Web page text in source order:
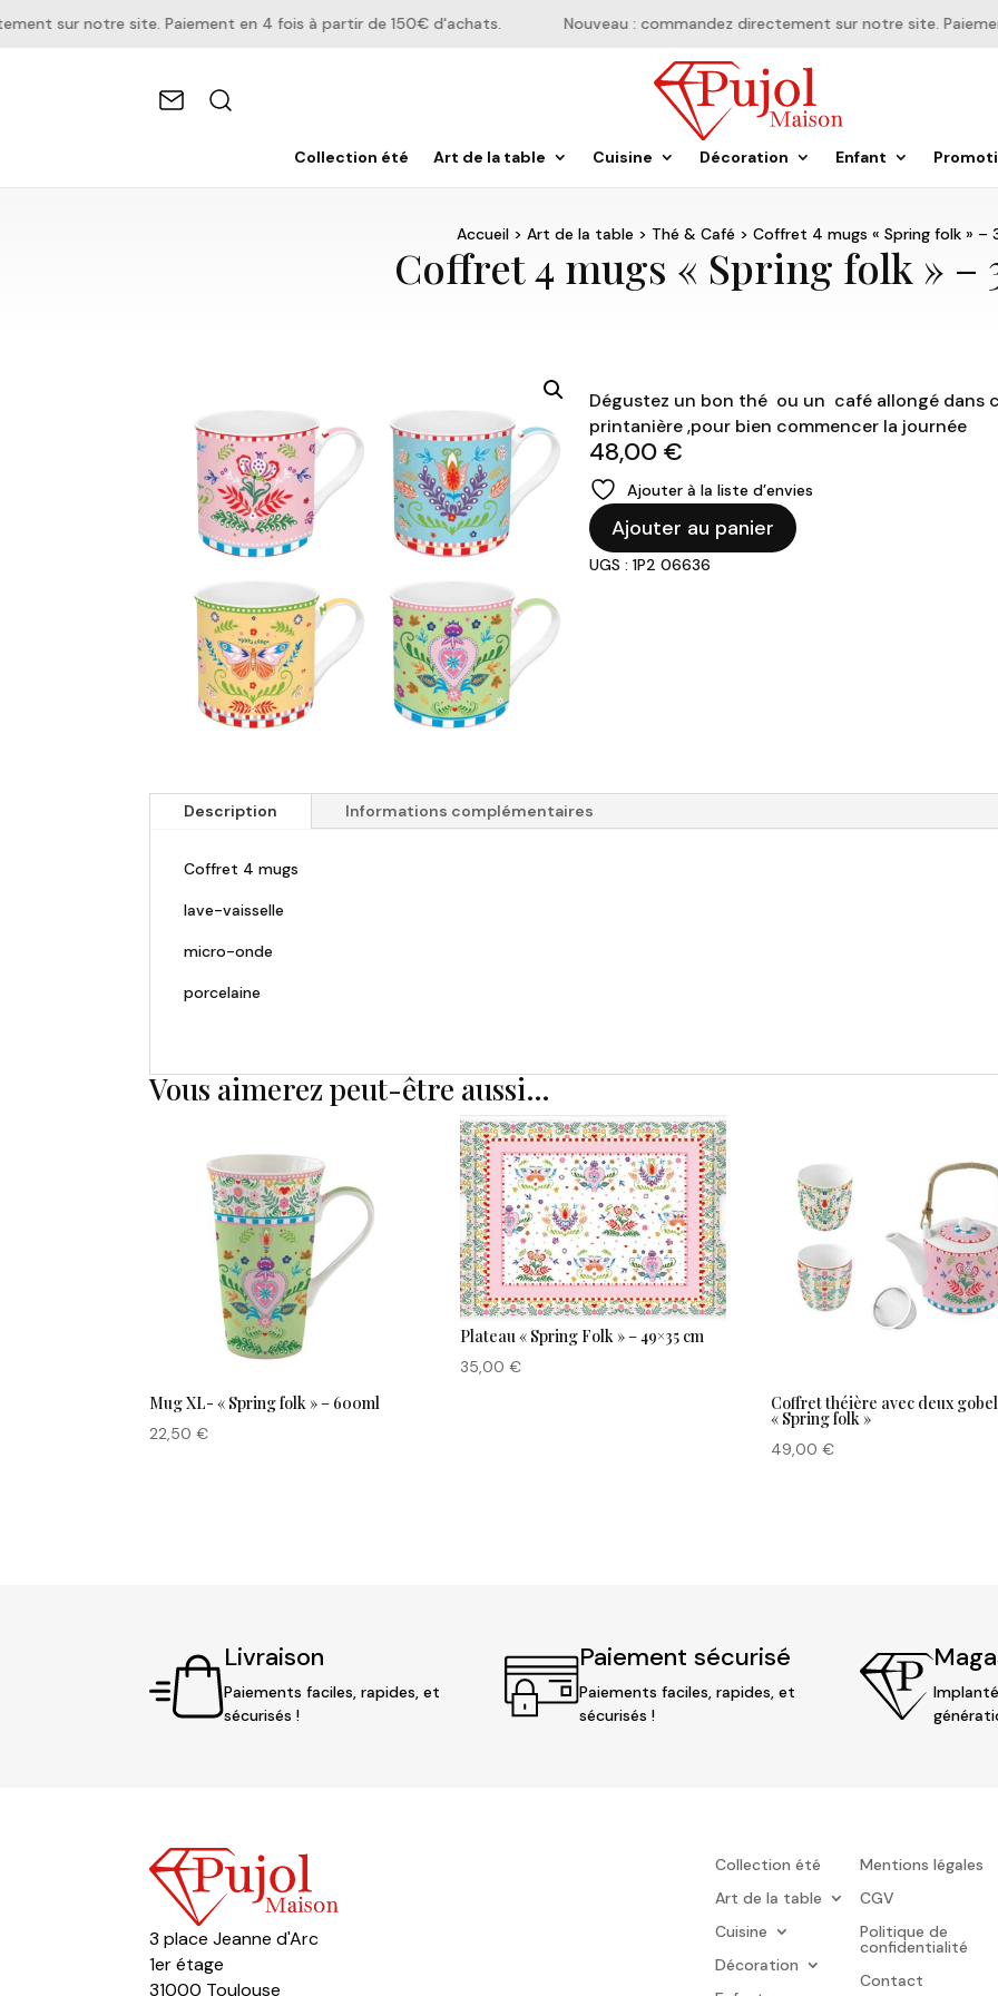
sur notre site. Paiement en 4 fois à partir de 150€ d'achats. Nouveau : commandez directement sur notre site.
Collection été Art de la table Cuisine Décoration Enfant
Accueil> Art de la table> Thé & Café> Coffret 4 mugs « Spring folk » –
Coffret 4 mugs « Spring folk » –
Dégustez un bon thé ou un café allongé dans
printanière ,pour bien commencer la journée
48,00 €
Ajouter à la liste d’envies
quantité
de
Coffret
Ajouter au panier
UGS : 1P2 06636
Description Informations complémentaires
Coffret 4 mugs
lave-vaisselle
micro-onde
porcelaine
Vous aimerez peut-être aussi…
Mug XL- « Spring folk » – 600ml
22,50€
Plateau « Spring Folk » – 49×35 cm
35,00€
Coffret théière avec deux
« Spring folk »
49,00€
Livraison
Paiements faciles, rapides, et
sécurisés !
Paiement sécurisé
Paiements faciles, rapides, et
sécurisés !
3 place Jeanne d'Arc
1er étage
31000 Toulouse
Collection été
Art de la table
Cuisine
Décoration
Mentions légales
CGV
Politique de
confidentialité
Contact